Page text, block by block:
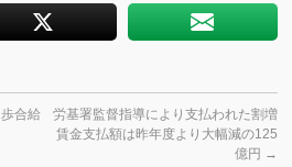
合給
労基署監督指導により支払われた割増
賃金支払額は昨年度より大幅減の125
億円 →